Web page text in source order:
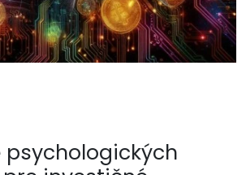
psychologických